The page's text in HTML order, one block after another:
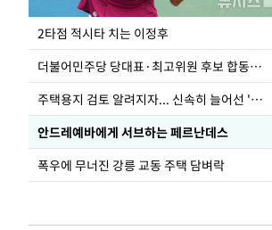
2타점 적시타 치는 이정후
더불어민주당 당대표·최고위원 후보 합동연설회
주택용지 검토 알려지자... 신속히 늘어선 '근조화환'
안드레예바에게 서브하는 페르난데스
폭우에 무너진 강릉 교동 주택 담벼락